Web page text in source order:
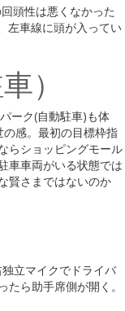
頭性は悪くなかった
左車線に頭が入ってい
）
ーク(自動駐車)も体
感。最初の目標枠指
らショッピングモール
車車両がいる状態では
賢さまではないのか
立マイクでドライバ
ら助手席側が開く。